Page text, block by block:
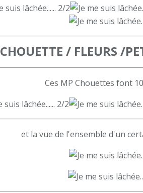
CHOUETTE / FLEURS /
Ces MP Chouettes font
et la vue de l'ensemble d'un